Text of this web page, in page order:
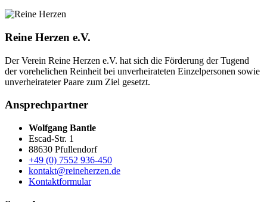
Reine Herzen e.V.
Der Verein Reine Herzen e.V. hat sich die Förderung der Tugend
der vor­ehelichen Rein­heit bei un­ver­heirateten Einzel­personen sowie
un­ver­heirateter Paare zum Ziel gesetzt.
Ansprechpartner
Wolfgang Bantle
Escad-Str. 1
88630 Pfullendorf
+49 (0) 7552 936-450
kontakt@reineherzen.de
Kontaktformular